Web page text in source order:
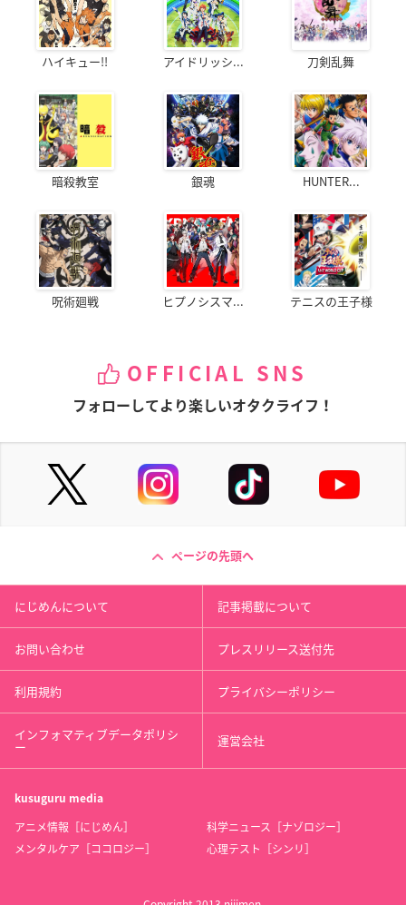
ハイキュー!! アイドリッシ... 刀剣乱舞
暗殺教室 銀魂 HUNTER...
呪術廻戦 ヒプノシスマ... テニスの王子様
OFFICIAL SNS
フォローしてより楽しいオタクライフ！
ページの先頭へ
にじめんについて 記事掲載について
お問い合わせ プレスリリース送付先
利用規約 プライバシーポリシー
インフォマティブデータポリシ
ー 運営会社
kusuguru media
アニメ情報［にじめん］
科学ニュース［ナゾロジー］
メンタルケア［ココロジー］
心理テスト［シンリ］